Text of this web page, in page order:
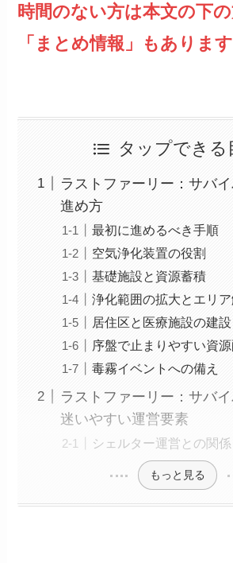
時間のない方は本文の下
「まとめ情報」もあります
タップできる
ラストファーリー：サバ
進め方
最初に進めるべき手順
空気浄化装置の役割
基礎施設と資源蓄積
浄化範囲の拡大とエリ
居住区と医療施設の建設
序盤で止まりやすい資
毒霧イベントへの備え
ラストファーリー：サバ
迷いやすい運営要素
シェルター運営との関係
もっと見る